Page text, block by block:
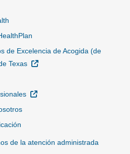
de Excelencia de Acogida (de
Texas
Sitio Externo
Sitio Externo
de la atención administrada